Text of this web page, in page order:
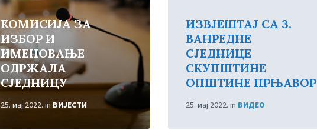
КОМИСИЈА ЗА
ИЗБОР И
ИМЕНОВАЊЕ
ОДРЖАЛА
СЈЕДНИЦУ
25. мај 2022. in ВИЈЕСТИ
ИЗВЈЕШТАЈ СА 3.
ВАНРЕДНЕ
СЈЕДНИЦЕ
СКУПШТИНЕ
ОПШТИНЕ ПРЊАВОР
25. мај 2022. in ВИДЕО